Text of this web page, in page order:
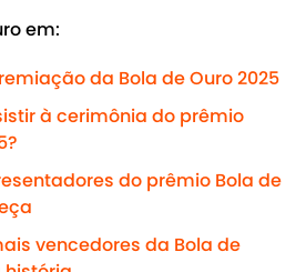
em:
da Bola de Ouro 2025
à cerimônia do prêmio
do prêmio Bola de
vencedores da Bola de